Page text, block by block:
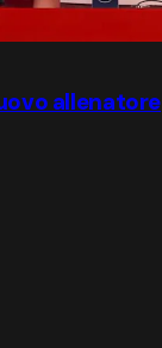
allenatore